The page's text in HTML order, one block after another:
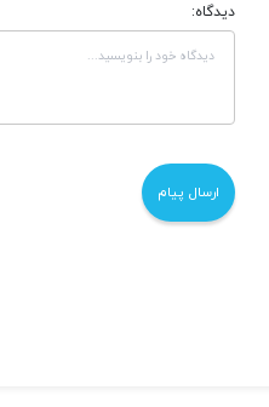
دیدگاه: